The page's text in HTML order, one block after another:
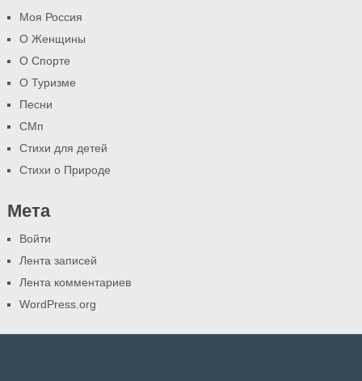
Моя Россия
О Женщины
О Спорте
О Туризме
Песни
СМп
Стихи для детей
Стихи о Природе
Мета
Войти
Лента записей
Лента комментариев
WordPress.org